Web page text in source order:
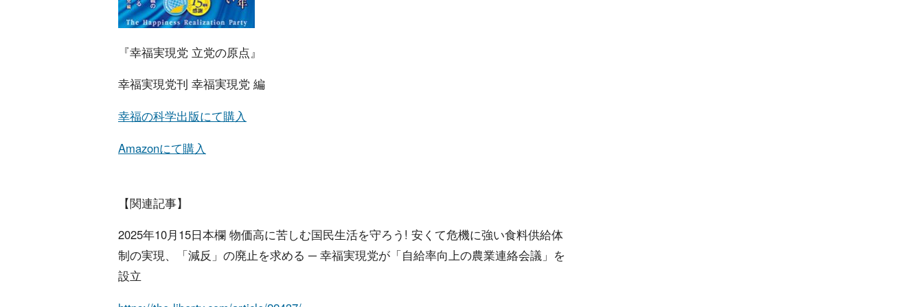
『幸福実現党 立党の原点』
幸福実現党刊 幸福実現党 編
幸福の科学出版にて購入
Amazonにて購入
【関連記事】
2025年10月15日本欄 物価高に苦しむ国民生活を守ろう! 安くて危機に強い食料供給体
制の実現、「減反」の廃止を求める ─ 幸福実現党が「自給率向上の農業連絡会議」を
設立